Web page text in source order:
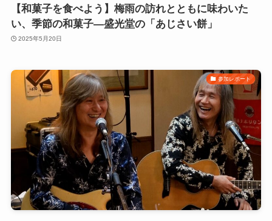
【和菓子を食べよう】梅雨の訪れとともに味わいた
い、季節の和菓子—盛光堂の「あじさい餅」
2025年5月20日
参加レポート